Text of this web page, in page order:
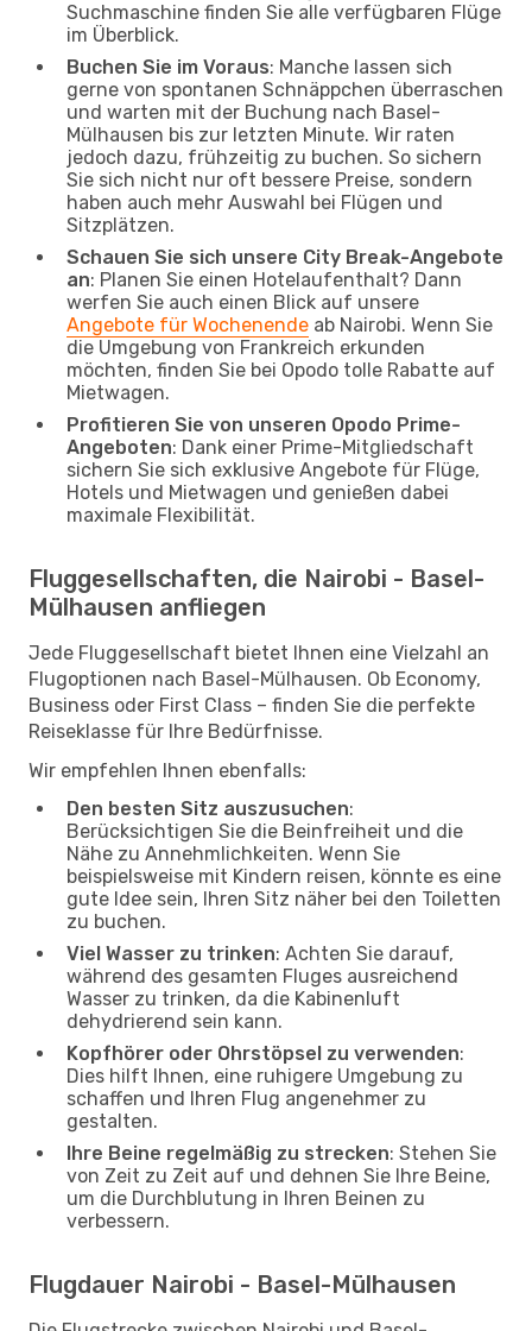
Suchmaschine finden Sie alle verfügbaren Flüge
im Überblick.
Buchen Sie im Voraus: Manche lassen sich
gerne von spontanen Schnäppchen überraschen
und warten mit der Buchung nach Basel-
Mülhausen bis zur letzten Minute. Wir raten
jedoch dazu, frühzeitig zu buchen. So sichern
Sie sich nicht nur oft bessere Preise, sondern
haben auch mehr Auswahl bei Flügen und
Sitzplätzen.
Schauen Sie sich unsere City Break-Angebote
an: Planen Sie einen Hotelaufenthalt? Dann
werfen Sie auch einen Blick auf unsere
Angebote für Wochenende ab Nairobi. Wenn Sie
die Umgebung von Frankreich erkunden
möchten, finden Sie bei Opodo tolle Rabatte auf
Mietwagen.
Profitieren Sie von unseren Opodo Prime-
Angeboten: Dank einer Prime-Mitgliedschaft
sichern Sie sich exklusive Angebote für Flüge,
Hotels und Mietwagen und genießen dabei
maximale Flexibilität.
Fluggesellschaften, die Nairobi - Basel-
Mülhausen anfliegen
Jede Fluggesellschaft bietet Ihnen eine Vielzahl an
Flugoptionen nach Basel-Mülhausen. Ob Economy,
Business oder First Class – finden Sie die perfekte
Reiseklasse für Ihre Bedürfnisse.
Wir empfehlen Ihnen ebenfalls:
Den besten Sitz auszusuchen:
Berücksichtigen Sie die Beinfreiheit und die
Nähe zu Annehmlichkeiten. Wenn Sie
beispielsweise mit Kindern reisen, könnte es eine
gute Idee sein, Ihren Sitz näher bei den Toiletten
zu buchen.
Viel Wasser zu trinken: Achten Sie darauf,
während des gesamten Fluges ausreichend
Wasser zu trinken, da die Kabinenluft
dehydrierend sein kann.
Kopfhörer oder Ohrstöpsel zu verwenden:
Dies hilft Ihnen, eine ruhigere Umgebung zu
schaffen und Ihren Flug angenehmer zu
gestalten.
Ihre Beine regelmäßig zu strecken: Stehen Sie
von Zeit zu Zeit auf und dehnen Sie Ihre Beine,
um die Durchblutung in Ihren Beinen zu
verbessern.
Flugdauer Nairobi - Basel-Mülhausen